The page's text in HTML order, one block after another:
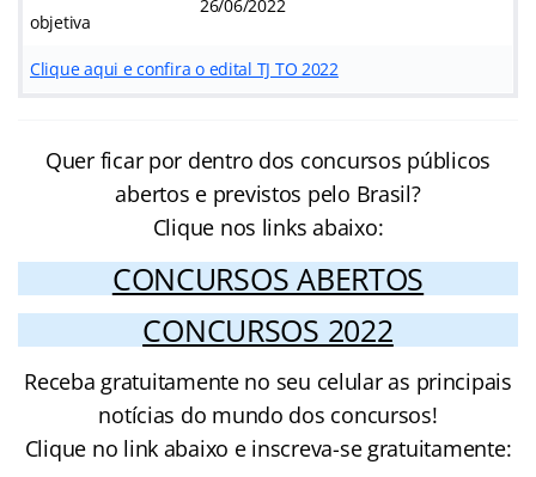
objetiva
26/06/2022
Clique aqui e confira o edital TJ TO 2022
Quer ficar por dentro dos concursos públicos
abertos e previstos pelo Brasil?
Clique nos links abaixo:
CONCURSOS ABERTOS
CONCURSOS 2022
Receba gratuitamente no seu celular as principais
notícias do mundo dos concursos!
Clique no link abaixo e inscreva-se gratuitamente: